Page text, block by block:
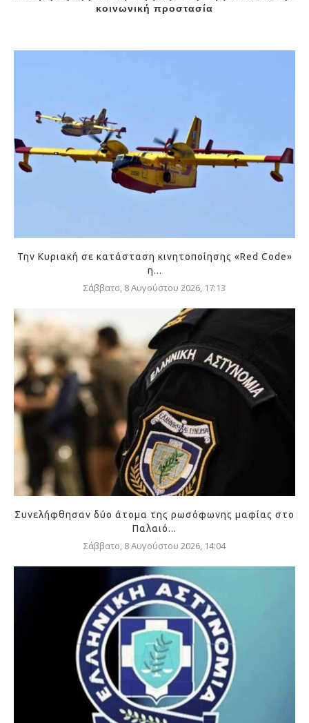
κοινωνική προστασία
Την Κυριακή σε κατάσταση κινητοποίησης «Red Code»
η...
Σάββατο, 8 Αυγούστου 2026, 17:13
Συνελήφθησαν δύο άτομα της ρωσόφωνης μαφίας στο
Παλαιό...
Σάββατο, 8 Αυγούστου 2026, 14:04